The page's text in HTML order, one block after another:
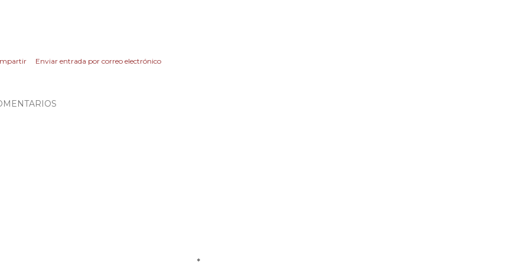
Enviar entrada por correo electrónico